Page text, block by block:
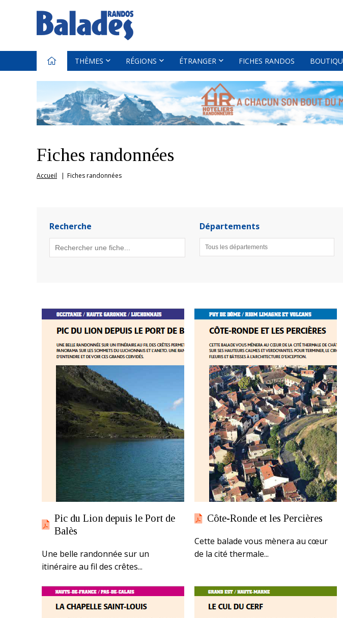
THÈMES RÉGIONS ÉTRANGER FICHES RANDOS
Fiches randonnées
Accueil Fiches randonnées
Recherche Départements
Pic du Lion depuis le Port de
Balès
Une belle randonnée sur un
itinéraire au fil des crêtes...
Côte-Ronde et les Percières
Cette balade vous mènera au cœur
de la cité thermale...